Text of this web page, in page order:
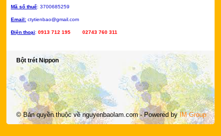
Bột trét Nippon
Mã số thuế: 3700685259
Email:ctytienbao@gmail.com
Điện thoại: 0913 712 195 02743 760 311
© Bản quyền thuộc vềnguyenbaolam.com- Powered byIM Group